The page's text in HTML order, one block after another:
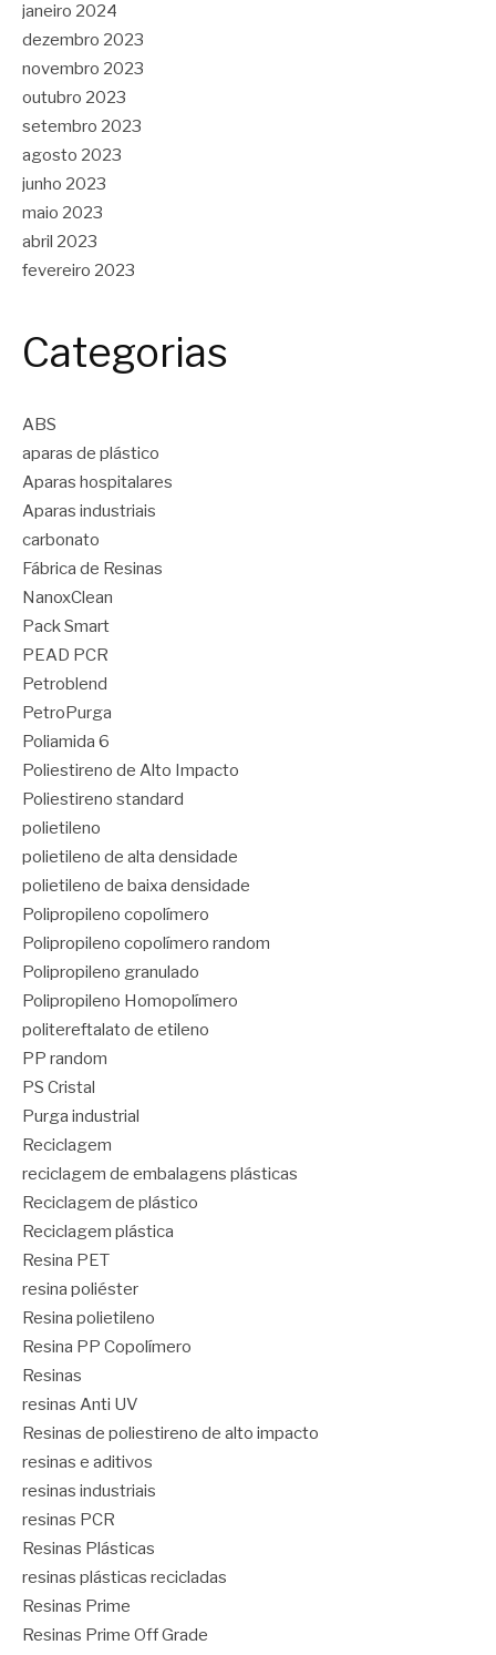
janeiro 2024
dezembro 2023
novembro 2023
outubro 2023
setembro 2023
agosto 2023
junho 2023
maio 2023
abril 2023
fevereiro 2023
Categorias
ABS
aparas de plástico
Aparas hospitalares
Aparas industriais
carbonato
Fábrica de Resinas
NanoxClean
Pack Smart
PEAD PCR
Petroblend
PetroPurga
Poliamida 6
Poliestireno de Alto Impacto
Poliestireno standard
polietileno
polietileno de alta densidade
polietileno de baixa densidade
Polipropileno copolímero
Polipropileno copolímero random
Polipropileno granulado
Polipropileno Homopolímero
politereftalato de etileno
PP random
PS Cristal
Purga industrial
Reciclagem
reciclagem de embalagens plásticas
Reciclagem de plástico
Reciclagem plástica
Resina PET
resina poliéster
Resina polietileno
Resina PP Copolímero
Resinas
resinas Anti UV
Resinas de poliestireno de alto impacto
resinas e aditivos
resinas industriais
resinas PCR
Resinas Plásticas
resinas plásticas recicladas
Resinas Prime
Resinas Prime Off Grade